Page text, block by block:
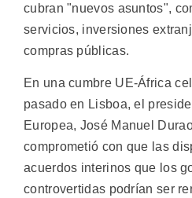
cubran "nuevos asuntos",
servicios, inversiones
compras públicas.
En una cumbre UE-África
pasado en Lisboa, el
Europea, José Manuel
comprometió con que las
acuerdos interinos que los
controvertidas podrían ser